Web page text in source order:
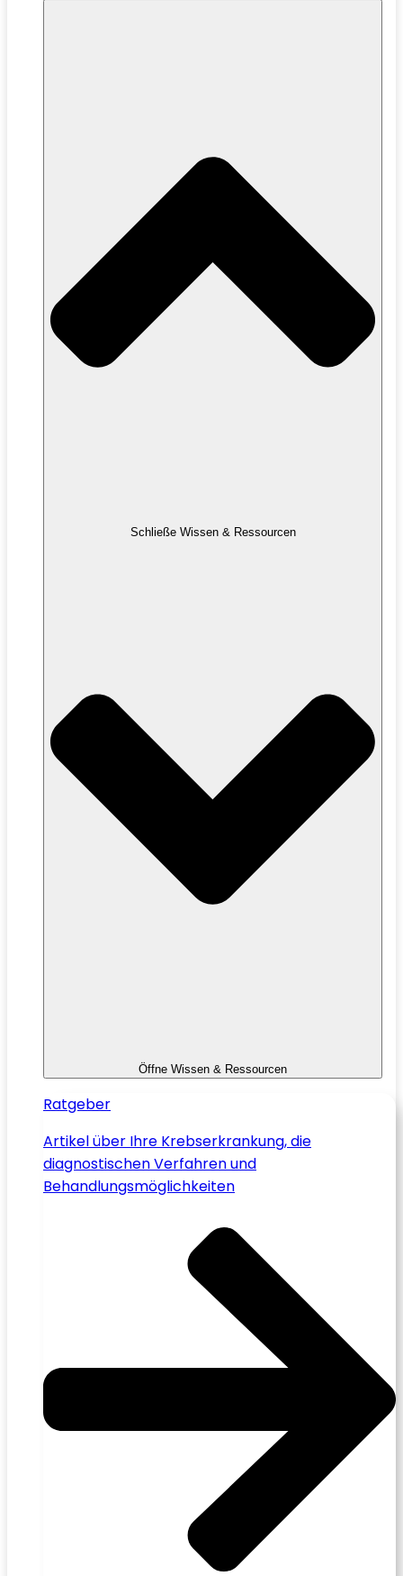
Schließe Wissen & Ressourcen
Öffne Wissen & Ressourcen
Ratgeber
Artikel über Ihre Krebserkrankung, die
diagnostischen Verfahren und
Behandlungsmöglichkeiten